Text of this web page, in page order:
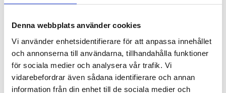
Denna webbplats använder cookies
Vi använder enhetsidentifierare för att anpassa innehållet
och annonserna till användarna, tillhandahålla funktioner
för sociala medier och analysera vår trafik. Vi
vidarebefordrar även sådana identifierare och annan
information från din enhet till de sociala medier och
Artikelnr:CV288
Lägg i varukorg